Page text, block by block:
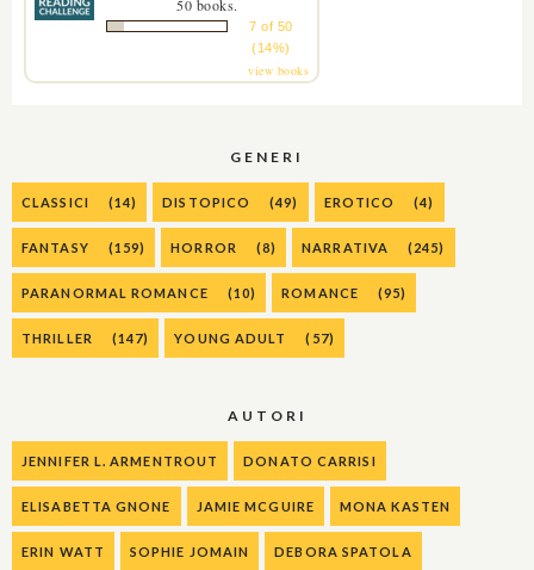
50 books.
7 of 50
(14%)
view books
GENERI
CLASSICI (14) DISTOPICO (49) EROTICO (4)
FANTASY (159) HORROR (8) NARRATIVA (245)
PARANORMAL ROMANCE (10) ROMANCE (95)
THRILLER (147) YOUNG ADULT (57)
AUTORI
JENNIFER L. ARMENTROUT DONATO CARRISI
ELISABETTA GNONE JAMIE MCGUIRE MONA KASTEN
ERIN WATT SOPHIE JOMAIN DEBORA SPATOLA